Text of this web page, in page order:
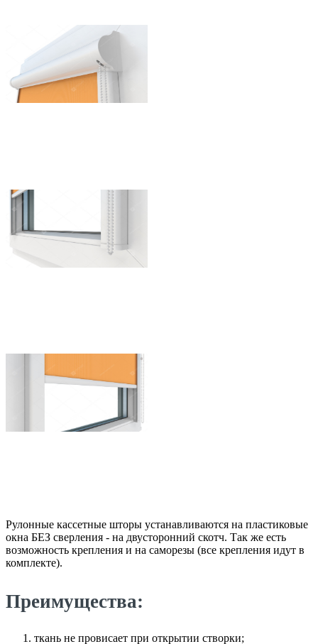
Рулонные кассетные шторы устанавливаются на пластиковые
окна БЕЗ сверления - на двусторонний скотч. Так же есть
возможность крепления и на саморезы (все крепления идут в
комплекте).
Преимущества:
ткань не провисает при открытии створки;